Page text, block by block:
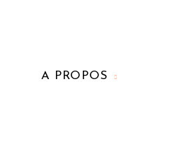
A PROPOS